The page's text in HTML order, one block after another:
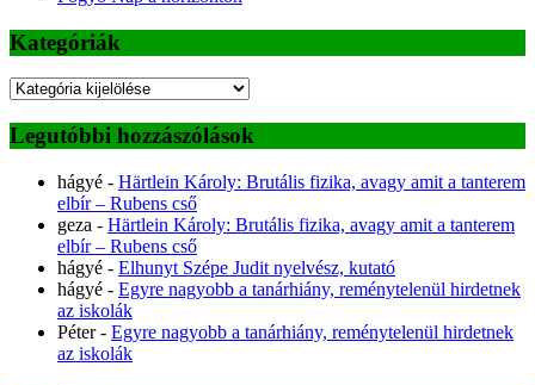
Kategóriák
Kategóriák
Legutóbbi hozzászólások
hágyé - Härtlein Károly: Brutális fizika, avagy amit a tanterem
elbír – Rubens cső
geza - Härtlein Károly: Brutális fizika, avagy amit a tanterem
elbír – Rubens cső
hágyé - Elhunyt Szépe Judit nyelvész, kutató
hágyé - Egyre nagyobb a tanárhiány, reménytelenül hirdetnek
az iskolák
Péter- Egyre nagyobb a tanárhiány, reménytelenül hirdetnek
az iskolák